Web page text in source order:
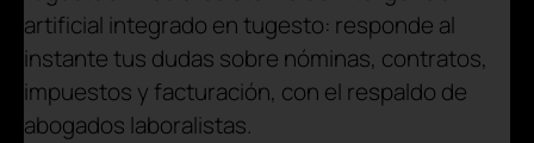
artificial integrado en tugesto: responde al
instante tus dudas sobre nóminas, contratos,
impuestos y facturación, con el respaldo de
abogados laboralistas.